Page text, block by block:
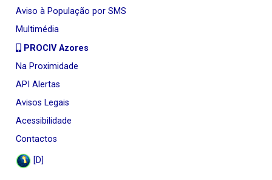
Aviso à População por SMS
Multimédia
PROCIV Azores
Na Proximidade
API Alertas
Avisos Legais
Acessibilidade
Contactos
[D]